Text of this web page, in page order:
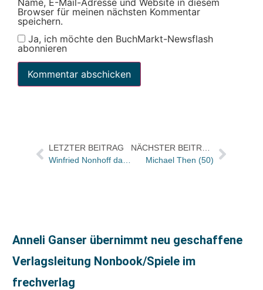
Name, E-Mail-Adresse und Website in diesem
Browser für meinen nächsten Kommentar
speichern.
Ja, ich möchte den BuchMarkt-Newsflash
abonnieren
LETZTER BEITRAG
Winfried Nonhoff darüber, warum das Bedienen kalkulierbarer Märkte jetzt nicht weiterbringt
NÄCHSTER BEITRAG
Michael Then (50)
Anneli Ganser übernimmt neu geschaffene
Verlagsleitung Nonbook/Spiele im
frechverlag